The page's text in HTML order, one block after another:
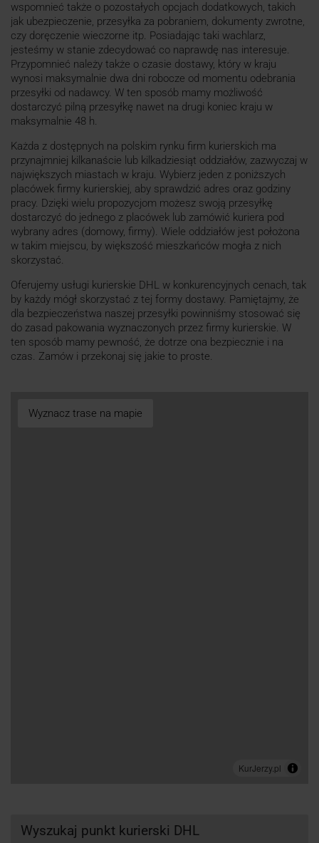
wspomnieć także o pozostałych opcjach dodatkowych, takich
jak ubezpieczenie, przesyłka za pobraniem, dokumenty zwrotne,
czy doręczenie wieczorne itp. Posiadając taki wachlarz,
jesteśmy w stanie zdecydować co naprawdę nas interesuje.
Przypomnieć należy także o czasie dostawy, który w kraju
wynosi maksymalnie dwa dni robocze od momentu odebrania
przesyłki od nadawcy. W ten sposób mamy możliwość
dostarczyć pilną przesyłkę nawet na drugi koniec kraju w
maksymalnie 48 h.
Każda z dostępnych na polskim rynku firm kurierskich ma
przynajmniej kilkanaście lub kilkadziesiąt oddziałów, zazwyczaj w
największych miastach w kraju. Wybierz jeden z poniższych
placówek firmy kurierskiej, aby sprawdzić adres oraz godziny
pracy. Dzięki wielu propozycjom możesz swoją przesyłkę
dostarczyć do jednego z placówek lub zamówić kuriera pod
wybrany adres (domowy, firmy). Wiele oddziałów jest położona
w takim miejscu, by większość mieszkańców mogła z nich
skorzystać.
Oferujemy usługi kurierskie DHL w konkurencyjnych cenach, tak
by każdy mógł skorzystać z tej formy dostawy. Pamiętajmy, że
dla bezpieczeństwa naszej przesyłki powinniśmy stosować się
do zasad pakowania wyznaczonych przez firmy kurierskie. W
ten sposób mamy pewność, że dotrze ona bezpiecznie i na
czas. Zamów i przekonaj się jakie to proste.
Wyznacz trase na mapie
Wyszukaj punkt kurierski DHL